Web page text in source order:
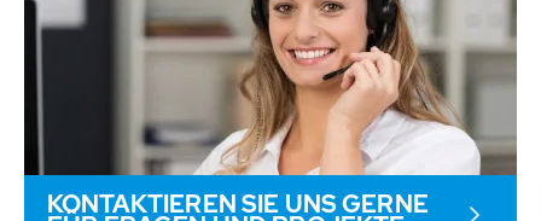
KONTAKTIEREN SIE UNS GERNE